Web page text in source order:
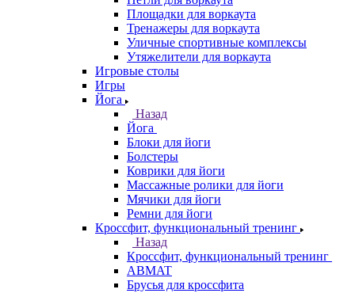
Площадки для воркаута
Тренажеры для воркаута
Уличные спортивные комплексы
Утяжелители для воркаута
Игровые столы
Игры
Йога
Назад
Йога
Блоки для йоги
Болстеры
Коврики для йоги
Массажные ролики для йоги
Мячики для йоги
Ремни для йоги
Кроссфит, функциональный тренинг
Назад
Кроссфит, функциональный тренинг
ABMAT
Брусья для кроссфита